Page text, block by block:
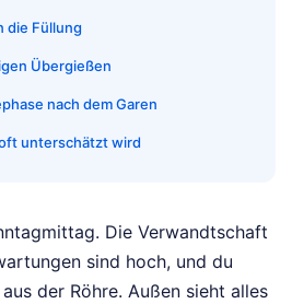
die Füllung
Übergießen
nach dem Garen
unterschätzt wird
Die Verwandtschaft
sind hoch, und du
der Röhre. Außen sieht alles